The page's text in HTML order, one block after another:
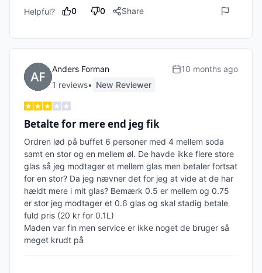
Helpful? 0 0 Share
Anders Forman
1 reviews• New Reviewer
10 months ago
Betalte for mere end jeg fik
Ordren lød på buffet 6 personer med 4 mellem soda
samt en stor og en mellem øl. De havde ikke flere store
glas så jeg modtager et mellem glas men betaler fortsat
for en stor? Da jeg nævner det for jeg at vide at de har
hældt mere i mit glas? Bemærk 0.5 er mellem og 0.75
er stor jeg modtager et 0.6 glas og skal stadig betale
fuld pris (20 kr for 0.1L)
Maden var fin men service er ikke noget de bruger så
meget krudt på